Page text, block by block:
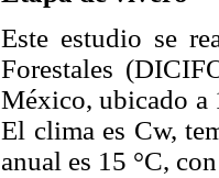
Este estudio se
Forestales
México, ubicado a
El clima es Cw,
anual es 15 °C,